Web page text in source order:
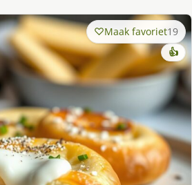
Maak favoriet19
👍